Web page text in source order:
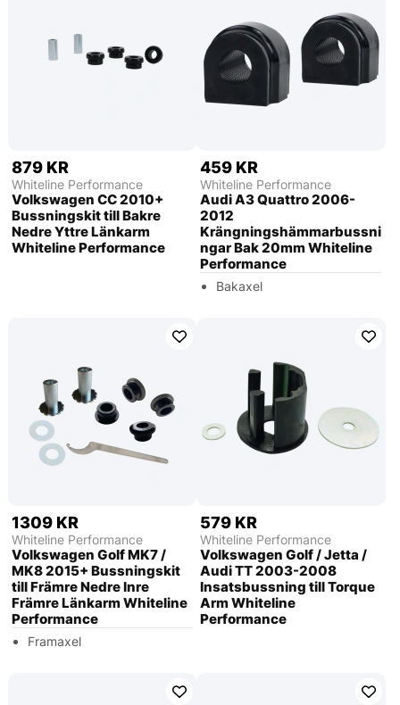
879 KR
Whiteline Performance
Volkswagen CC 2010+
Bussningskit till Bakre
Nedre Yttre Länkarm
Whiteline Performance
459 KR
Whiteline Performance
Audi A3 Quattro 2006-
2012
Krängningshämmarbussni
ngar Bak 20mm Whiteline
Performance
Bakaxel
1309 KR
Whiteline Performance
Volkswagen Golf MK7 /
MK8 2015+ Bussningskit
till Främre Nedre Inre
Främre Länkarm Whiteline
Performance
Framaxel
579 KR
Whiteline Performance
Volkswagen Golf / Jetta /
Audi TT 2003-2008
Insatsbussning till Torque
Arm Whiteline
Performance